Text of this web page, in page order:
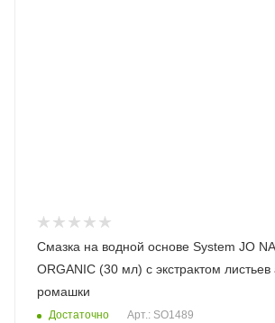
Смазка на водной основе System JO
ORGANIC (30 мл) с экстрактом листьев
ромашки
Достаточно Арт.: SO1489